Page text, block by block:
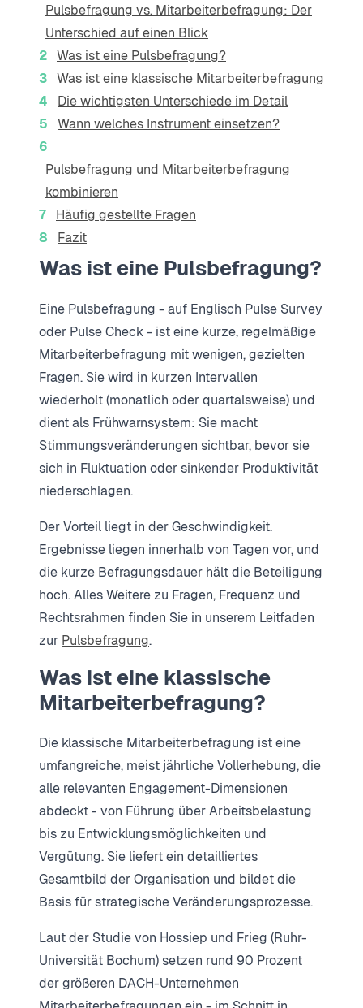
Pulsbefragung vs. Mitarbeiterbefragung: Der
Unterschied auf einen Blick
Was ist eine Pulsbefragung?
Was ist eine klassische Mitarbeiterbefragung?
Die wichtigsten Unterschiede im Detail
Wann welches Instrument einsetzen?
Pulsbefragung und Mitarbeiterbefragung
kombinieren
Häufig gestellte Fragen
Fazit
Was ist eine Pulsbefragung?
Eine Pulsbefragung - auf Englisch Pulse Survey
oder Pulse Check - ist eine kurze, regelmäßige
Mitarbeiterbefragung mit wenigen, gezielten
Fragen. Sie wird in kurzen Intervallen
wiederholt (monatlich oder quartalsweise) und
dient als Frühwarnsystem: Sie macht
Stimmungsveränderungen sichtbar, bevor sie
sich in Fluktuation oder sinkender Produktivität
niederschlagen.
Der Vorteil liegt in der Geschwindigkeit.
Ergebnisse liegen innerhalb von Tagen vor, und
die kurze Befragungsdauer hält die Beteiligung
hoch. Alles Weitere zu Fragen, Frequenz und
Rechtsrahmen finden Sie in unserem Leitfaden
zur Pulsbefragung.
Was ist eine klassische
Mitarbeiterbefragung?
Die klassische Mitarbeiterbefragung ist eine
umfangreiche, meist jährliche Vollerhebung, die
alle relevanten Engagement-Dimensionen
abdeckt - von Führung über Arbeitsbelastung
bis zu Entwicklungsmöglichkeiten und
Vergütung. Sie liefert ein detailliertes
Gesamtbild der Organisation und bildet die
Basis für strategische Veränderungsprozesse.
Laut der Studie von Hossiep und Frieg (Ruhr-
Universität Bochum) setzen rund 90 Prozent
der größeren DACH-Unternehmen